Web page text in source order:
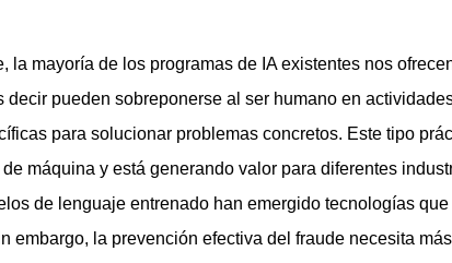
la mayoría de los programas de IA existentes nos
decir pueden sobreponerse al ser humano en
para solucionar problemas concretos. Este tipo
máquina y está generando valor para diferentes
de lenguaje entrenado han emergido tecnologías
embargo, la prevención efectiva del fraude necesita